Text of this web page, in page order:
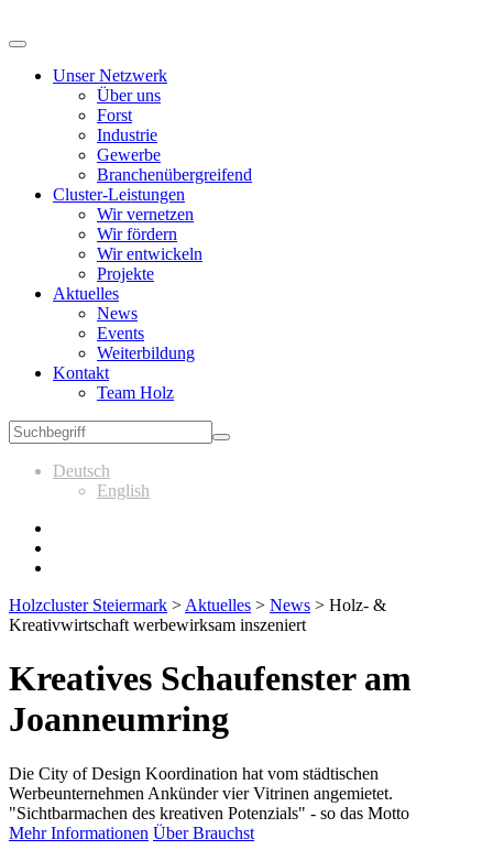
Unser Netzwerk
Über uns
Forst
Industrie
Gewerbe
Branchenübergreifend
Cluster-Leistungen
Wir vernetzen
Wir fördern
Wir entwickeln
Projekte
Aktuelles
News
Events
Weiterbildung
Kontakt
Team Holz
Deutsch
English
Holzcluster Steiermark > Aktuelles > News > Holz- &
Kreativwirtschaft werbewirksam inszeniert
Kreatives Schaufenster am
Joanneumring
Die City of Design Koordination hat vom städtischen
Werbeunternehmen Ankünder vier Vitrinen angemietet.
"Sichtbarmachen des kreativen Potenzials" - so das Motto
Mehr Informationen Über Brauchst